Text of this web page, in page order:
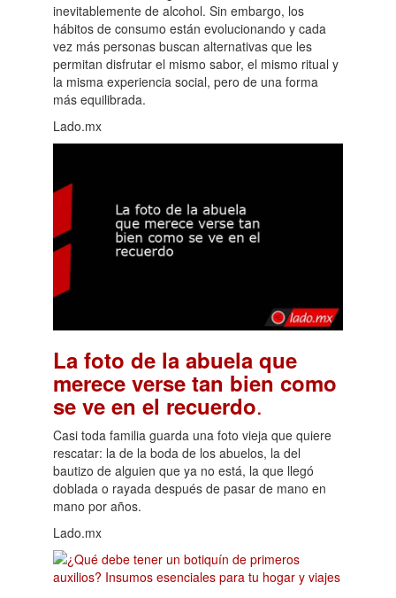
inevitablemente de alcohol. Sin embargo, los
hábitos de consumo están evolucionando y cada
vez más personas buscan alternativas que les
permitan disfrutar el mismo sabor, el mismo ritual y
la misma experiencia social, pero de una forma
más equilibrada.
Lado.mx
La foto de la abuela que
merece verse tan bien como
se ve en el recuerdo.
Casi toda familia guarda una foto vieja que quiere
rescatar: la de la boda de los abuelos, la del
bautizo de alguien que ya no está, la que llegó
doblada o rayada después de pasar de mano en
mano por años.
Lado.mx